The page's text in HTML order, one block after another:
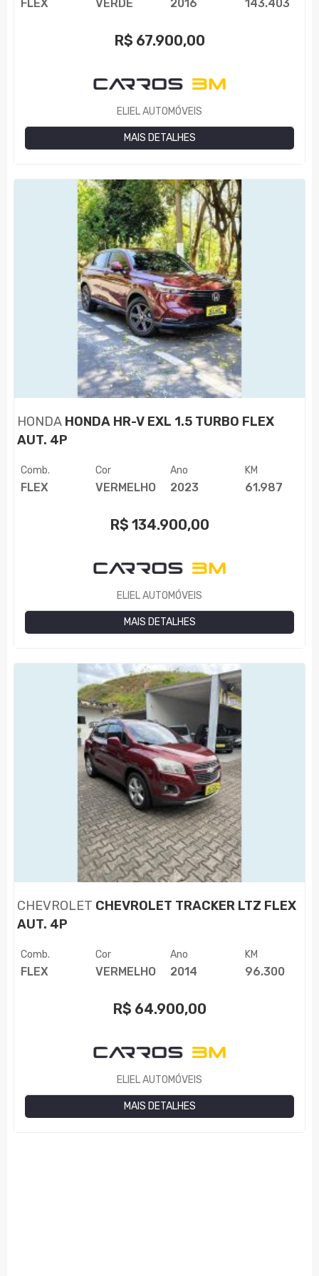
FLEX VERDE 2016 143.403
R$ 67.900,00
ELIEL AUTOMÓVEIS
MAIS DETALHES
HONDA HONDA HR-V EXL 1.5 TURBO FLEX
AUT. 4P
Comb.
FLEX
Cor
VERMELHO
Ano
2023
KM
61.987
R$ 134.900,00
ELIEL AUTOMÓVEIS
MAIS DETALHES
CHEVROLET CHEVROLET TRACKER LTZ FLEX
AUT. 4P
Comb.
FLEX
Cor
VERMELHO
Ano
2014
KM
96.300
R$ 64.900,00
ELIEL AUTOMÓVEIS
MAIS DETALHES